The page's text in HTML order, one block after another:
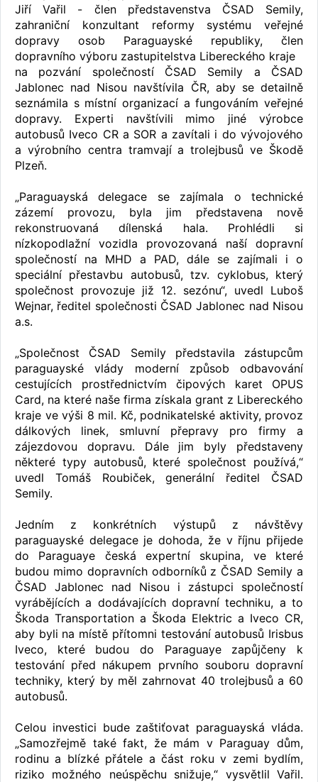
Jiří Vařil - člen představenstva ČSAD Semily,
zahraniční konzultant reformy systému veřejné
dopravy osob Paraguayské republiky, člen
dopravního výboru zastupitelstva Libereckého kraje
na pozvání společností ČSAD Semily a ČSAD
Jablonec nad Nisou navštívila ČR, aby se detailně
seznámila s místní organizací a fungováním veřejné
dopravy. Experti navštívili mimo jiné výrobce
autobusů Iveco CR a SOR a zavítali i do vývojového
a výrobního centra tramvají a trolejbusů ve Škodě
Plzeň.
„Paraguayská delegace se zajímala o technické
zázemí provozu, byla jim představena nově
rekonstruovaná dílenská hala. Prohlédli si
nízkopodlažní vozidla provozovaná naší dopravní
společností na MHD a PAD, dále se zajímali i o
speciální přestavbu autobusů, tzv. cyklobus, který
společnost provozuje již 12. sezónu“, uvedl Luboš
Wejnar, ředitel společnosti ČSAD Jablonec nad Nisou
a.s.
„Společnost ČSAD Semily představila zástupcům
paraguayské vlády moderní způsob odbavování
cestujících prostřednictvím čipových karet OPUS
Card, na které naše firma získala grant z Libereckého
kraje ve výši 8 mil. Kč, podnikatelské aktivity, provoz
dálkových linek, smluvní přepravy pro firmy a
zájezdovou dopravu. Dále jim byly představeny
některé typy autobusů, které společnost používá,“
uvedl Tomáš Roubiček, generální ředitel ČSAD
Semily.
Jedním z konkrétních výstupů z návštěvy
paraguayské delegace je dohoda, že v říjnu přijede
do Paraguaye česká expertní skupina, ve které
budou mimo dopravních odborníků z ČSAD Semily a
ČSAD Jablonec nad Nisou i zástupci společností
vyrábějících a dodávajících dopravní techniku, a to
Škoda Transportation a Škoda Elektric a Iveco CR,
aby byli na místě přítomni testování autobusů Irisbus
Iveco, které budou do Paraguaye zapůjčeny k
testování před nákupem prvního souboru dopravní
techniky, který by měl zahrnovat 40 trolejbusů a 60
autobusů.
Celou investici bude zaštiťovat paraguayská vláda.
„Samozřejmě také fakt, že mám v Paraguay dům,
rodinu a blízké přátele a část roku v zemi bydlím,
riziko možného neúspěchu snižuje,“ vysvětlil Vařil.